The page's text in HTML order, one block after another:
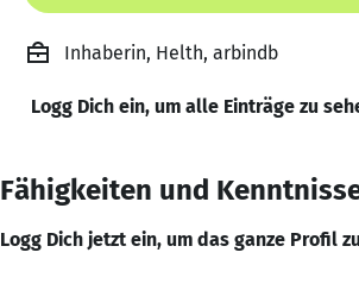
Inhaberin, Helth, arbindb
Logg Dich ein, um alle Einträge zu
Fähigkeiten und
Logg Dich jetzt ein, um das ganze Profil